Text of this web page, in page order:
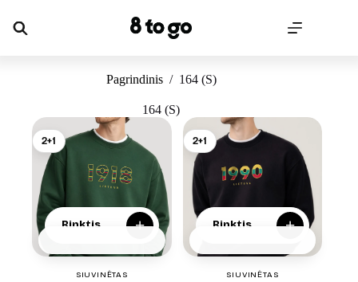
content
Pagrindinis / 164 (S)
164 (S)
2+1
Rinktis +
SIUVINĖTAS
2+1
Rinktis +
SIUVINĖTAS